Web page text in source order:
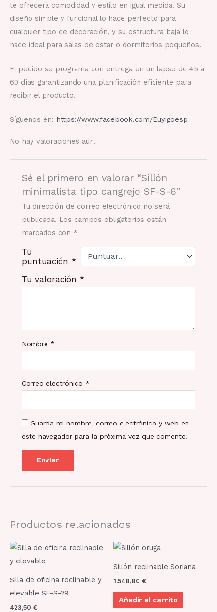
te ofrecerá comodidad y estilo en igual medida. Su
diseño simple y funcional lo hace perfecto para
cualquier tipo de decoración, y su estructura baja lo
hace ideal para salas de estar o dormitorios pequeños.
El pedido se programa con entrega en un lapso de 45 a
60 días garantizando una planificación eficiente para
recibir el producto.
Síguenos en: https://www.facebook.com/Euyigoesp
No hay valoraciones aún.
Sé el primero en valorar “Sillón
minimalista tipo cangrejo SF-S-6”
Tu dirección de correo electrónico no será
publicada. Los campos obligatorios están
marcados con *
Tu
puntuación *
Tu valoración *
Nombre *
Correo electrónico *
Guarda mi nombre, correo electrónico y web en
este navegador para la próxima vez que comente.
Productos relacionados
Silla de oficina reclinable y
elevable SF-S-29
423,50 €
Sillón reclinable Soriana
1.548,80 €
Añadir al carrito